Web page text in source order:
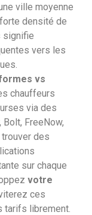
ville moyenne
densité de
signifie
vers les
vs
chauffeurs
via des
FreeNow,
trouver des
sur chaque
votre
ces
tarifs librement.